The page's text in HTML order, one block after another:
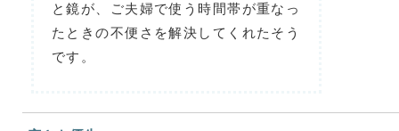
と鏡が、ご夫婦で使う時間帯が重なっ
たときの不便さを解決してくれたそう
です。